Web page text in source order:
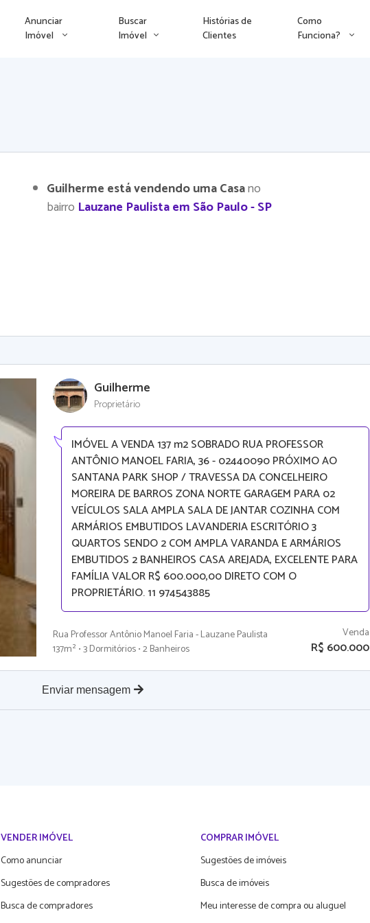
Anunciar
Imóvel
Buscar
Imóvel
Histórias de
Clientes
Como
Funciona?
Guilherme está vendendo uma Casano
bairro Lauzane Paulista em São Paulo - SP
Guilherme
Proprietário
IMÓVEL A VENDA 137 m2 SOBRADO RUA PROFESSOR
ANTÔNIO MANOEL FARIA, 36 - 02440090 PRÓXIMO AO
SANTANA PARK SHOP / TRAVESSA DA CONCELHEIRO
MOREIRA DE BARROS ZONA NORTE GARAGEM PARA 02
VEÍCULOS SALA AMPLA SALA DE JANTAR COZINHA COM
ARMÁRIOS EMBUTIDOS LAVANDERIA ESCRITÓRIO 3
QUARTOS SENDO 2 COM AMPLA VARANDA E ARMÁRIOS
EMBUTIDOS 2 BANHEIROS CASA AREJADA, EXCELENTE PARA
FAMÍLIA VALOR R$ 600.000,00 DIRETO COM O
PROPRIETÁRIO. 11 974543885
Rua Professor Antônio Manoel Faria - Lauzane Paulista
137m² • 3 Dormitórios • 2 Banheiros
Venda
R$ 600.000
Enviar mensagem
VENDER IMÓVEL
Como anunciar
Sugestões de compradores
Busca de compradores
COMPRAR IMÓVEL
Sugestões de imóveis
Busca de imóveis
Meu interesse de compra ou aluguel